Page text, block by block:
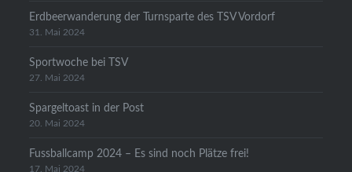
Erdbeerwanderung der Turnsparte des TSV Vordorf
31. Mai 2024
Sportwoche bei TSV
27. Mai 2024
Spargeltoast in der Post
20. Mai 2024
Fussballcamp 2024 – Es sind noch Plätze frei!
17. Mai 2024